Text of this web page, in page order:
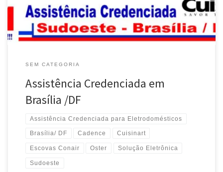
Elétrica […]
SEM CATEGORIA
Assistência Credenciada em
Brasília /DF
Assistência Credenciada para Eletrodomésticos
Brasília/ DF Cadence Cuisinart
Escovas Conair Oster Solução Eletrônica
Sudoeste